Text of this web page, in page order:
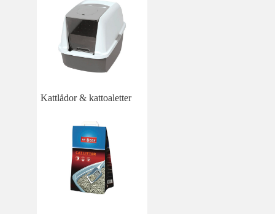
Kattlådor & kattoaletter